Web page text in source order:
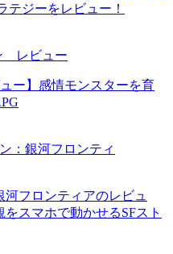
テジーをレビュー！
ュー】感情モンスターを育
河フロンティアのレビュ
スマホで動かせるSFスト